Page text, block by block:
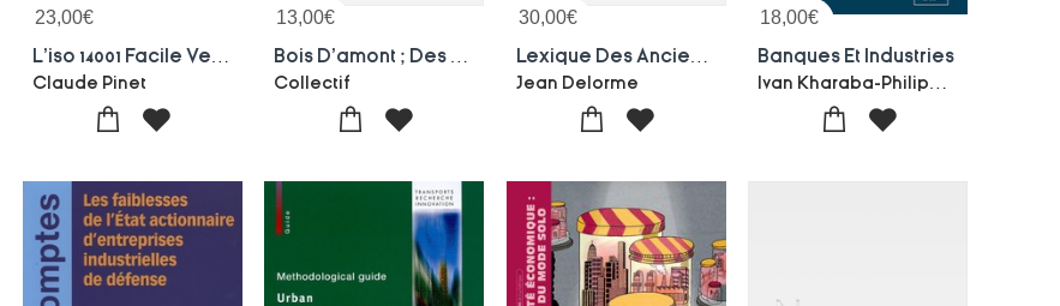
23,00€
Claude Pinet
13,00€
Collectif
30,00€
Jean Delorme
18,00€
Banques Et Industries